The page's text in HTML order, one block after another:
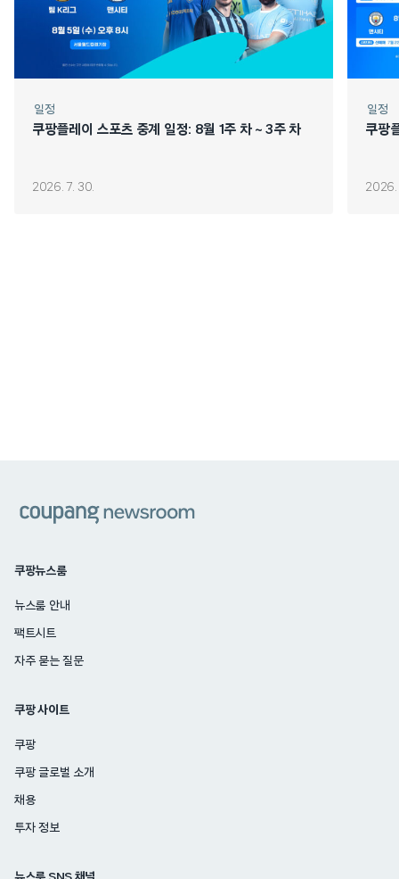
일정
쿠팡플레이 스포츠 중계 일정: 8월 1주 차 ~ 3주 차
2026. 7. 30.
일정
쿠팡
2026.
쿠팡뉴스룸
뉴스룸 안내
팩트시트
자주 묻는 질문
쿠팡 사이트
쿠팡
쿠팡 글로벌 소개
채용
투자 정보